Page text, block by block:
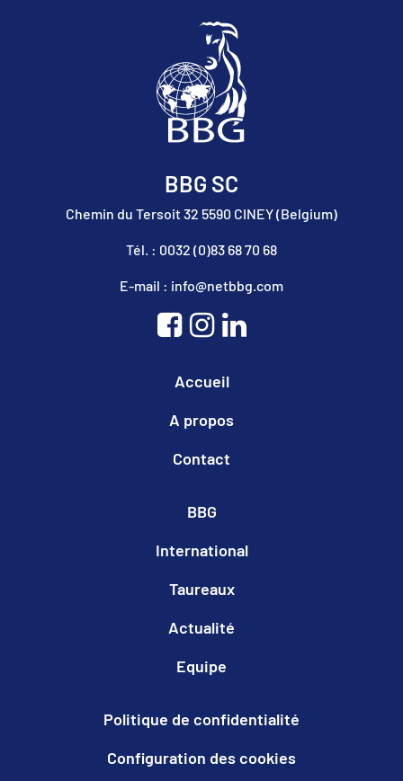
BBG SC
Chemin du Tersoit 32 5590 CINEY (Belgium)
Tél. : 0032 (0)83 68 70 68
E-mail : info@netbbg.com
Accueil
A propos
Contact
BBG
International
Taureaux
Actualité
Equipe
Politique de confidentialité
Configuration des cookies